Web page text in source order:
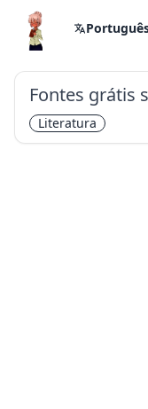
Fontes grátis
Literatura